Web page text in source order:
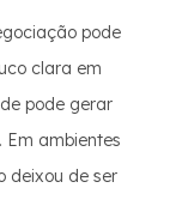
pode
clara em
pode gerar
Em ambientes
deixou de ser